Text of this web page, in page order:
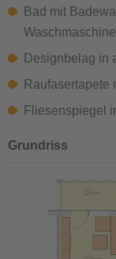
Bad mit
Designbelag in
Raufasertapete
Fliesenspiegel
Grundriss